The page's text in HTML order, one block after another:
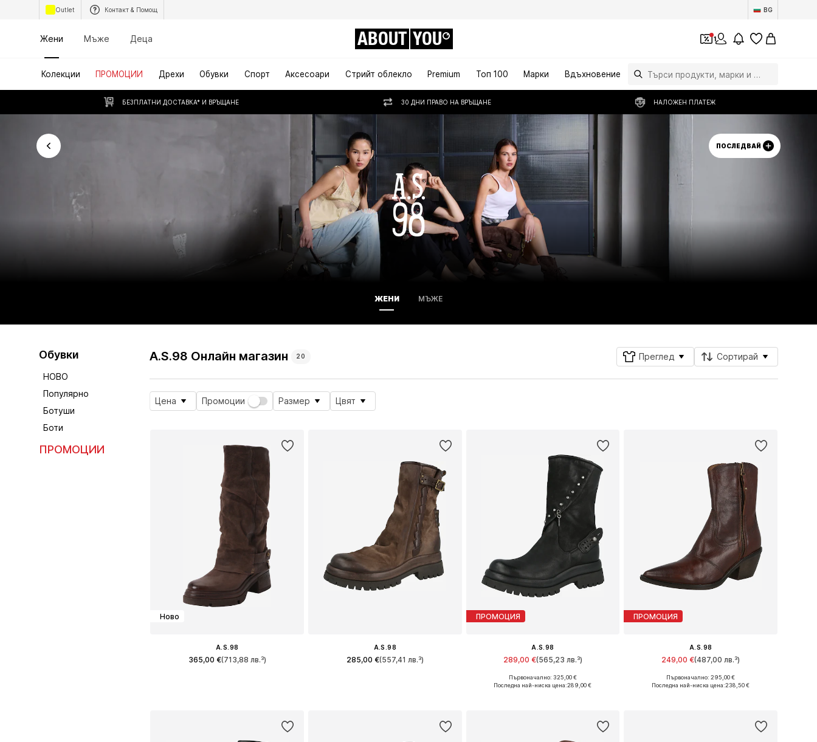
Outlet Контакт & Помощ BG
Жени Мъже Деца ABOUT YOU 1
Колекции ПРОМОЦИИ Дрехи Обувки Спорт Аксесоари Стрийт облекло Premium Топ 100 Марки Вдъхновение
БЕЗПЛАТНИ ДОСТАВКА* И ВРЪЩАНЕ 30 ДНИ ПРАВО НА ВРЪЩАНЕ НАЛОЖЕН ПЛАТЕЖ
ПОСЛЕДВАЙ
ЖЕНИ МЪЖЕ
Обувки
НОВО
Популярно
Ботуши
Боти
ПРОМОЦИИ
A.S.98 Онлайн магазин 20 Преглед Сортирай
Цена Промоции Размер Цвят
Ново
A.S.98
365,00 €(713,88 лв.³)
A.S.98
285,00 €(557,41 лв.³)
ПРОМОЦИЯ
A.S.98
289,00 €(565,23 лв.³)
Предлага се в много размери
Първоначално: 325,00 €
Последна най-ниска цена:289,00 €
ПРОМОЦИЯ
A.S.98
249,00 €(487,00 лв.³)
Предлага се в много размери
Първоначално: 295,00 €
Последна най-ниска цена:238,50 €